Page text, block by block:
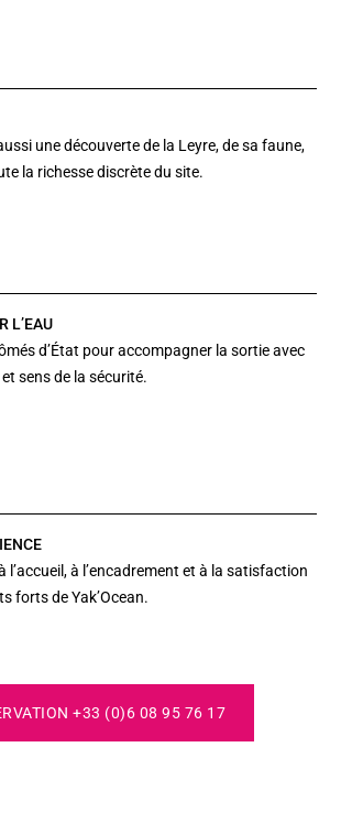
une découverte de la Leyre, de sa faune,
la richesse discrète du site.
L’EAU
d’État pour accompagner la sortie avec
sens de la sécurité.
l’accueil, à l’encadrement et à la satisfaction
forts de Yak’Ocean.
+33 (0)6 08 95 76 17